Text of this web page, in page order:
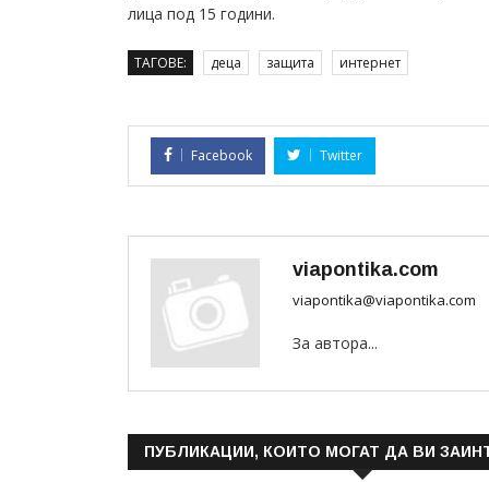
лица под 15 години.
ТАГОВЕ: деца защита интернет
Facebook Twitter
viapontika.com
viapontika@viapontika.com
За автора...
ПУБЛИКАЦИИ, КОИТО МОГАТ ДА ВИ